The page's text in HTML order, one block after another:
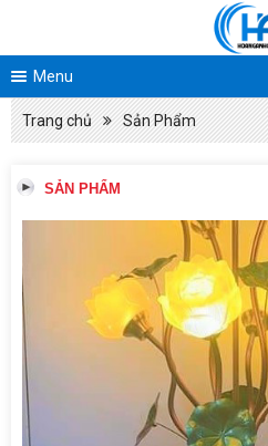
Menu
Trang chủ Sản Phẩm
SẢN PHẨM